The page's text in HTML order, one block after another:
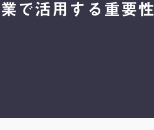
で活用する重要性